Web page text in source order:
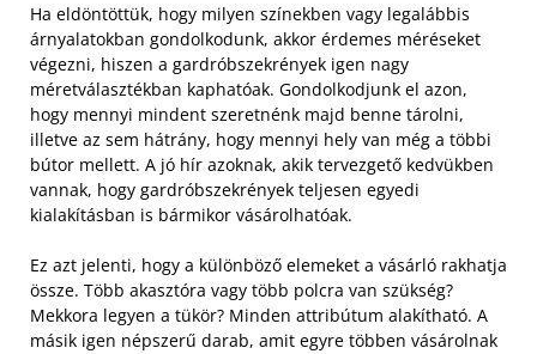
Ha eldöntöttük, hogy milyen színekben vagy legalábbis
árnyalatokban gondolkodunk, akkor érdemes méréseket
végezni, hiszen a gardróbszekrények igen nagy
méretválasztékban kaphatóak. Gondolkodjunk el azon,
hogy mennyi mindent szeretnénk majd benne tárolni,
illetve az sem hátrány, hogy mennyi hely van még a többi
bútor mellett. A jó hír azoknak, akik tervezgető kedvükben
vannak, hogy gardróbszekrények teljesen egyedi
kialakításban is bármikor vásárolhatóak.
Ez azt jelenti, hogy a különböző elemeket a vásárló rakhatja
össze. Több akasztóra vagy több polcra van szükség?
Mekkora legyen a tükör? Minden attribútum alakítható. A
másik igen népszerű darab, amit egyre többen vásárolnak